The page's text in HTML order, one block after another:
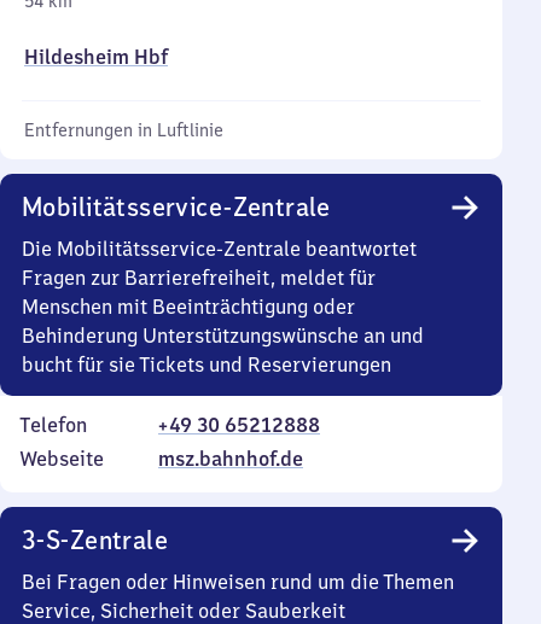
Hildesheim Hbf
Entfernungen in Luftlinie
Mobilitätsservice-Zentrale
Die Mobilitätsservice-Zentrale beantwortet
Fragen zur Barrierefreiheit, meldet für
Menschen mit Beeinträchtigung oder
Behinderung Unterstützungswünsche an und
bucht für sie Tickets und Reservierungen
Telefon
+49 30 65212888
Webseite
msz.bahnhof.de
3-S-Zentrale
Bei Fragen oder Hinweisen rund um die Themen
Service, Sicherheit oder Sauberkeit